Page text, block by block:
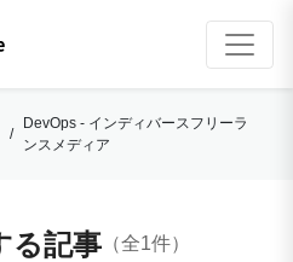
/
DevOps - インディバースフリーラ
ンスメディア
る記事 （全1件）